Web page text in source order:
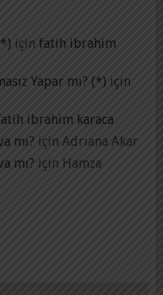
için fatih ibrahim
Yapar mı? (*) için
ibrahim karaca
mı? için Adrıana Akar
mı? için Hamza